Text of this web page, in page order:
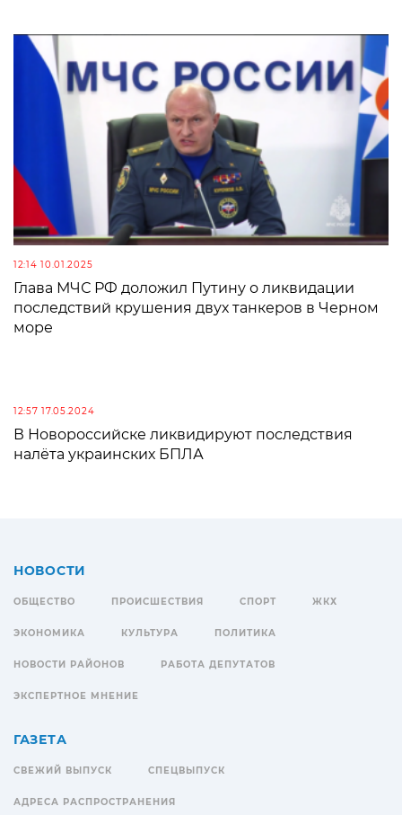
12:14 10.01.2025
Глава МЧС РФ доложил Путину о ликвидации
последствий крушения двух танкеров в Черном
море
12:57 17.05.2024
В Новороссийске ликвидируют последствия
налёта украинских БПЛА
НОВОСТИ
ОБЩЕСТВО ПРОИСШЕСТВИЯ СПОРТ ЖКХ
ЭКОНОМИКА КУЛЬТУРА ПОЛИТИКА
НОВОСТИ РАЙОНОВ РАБОТА ДЕПУТАТОВ
ЭКСПЕРТНОЕ МНЕНИЕ
ГАЗЕТА
СВЕЖИЙ ВЫПУСК СПЕЦВЫПУСК
АДРЕСА РАСПРОСТРАНЕНИЯ